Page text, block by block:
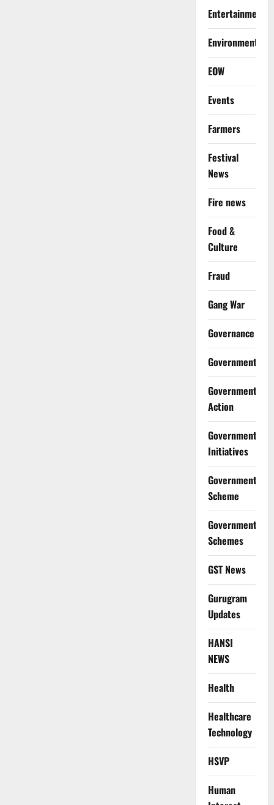
Entertainment
Environment
EOW
Events
Farmers
Festival
News
Fire news
Food &
Culture
Fraud
Gang War
Governance
Government
Government
Action
Government
Initiatives
Government
Scheme
Government
Schemes
GST News
Gurugram
Updates
HANSI
NEWS
Health
Healthcare
Technology
HSVP
Human